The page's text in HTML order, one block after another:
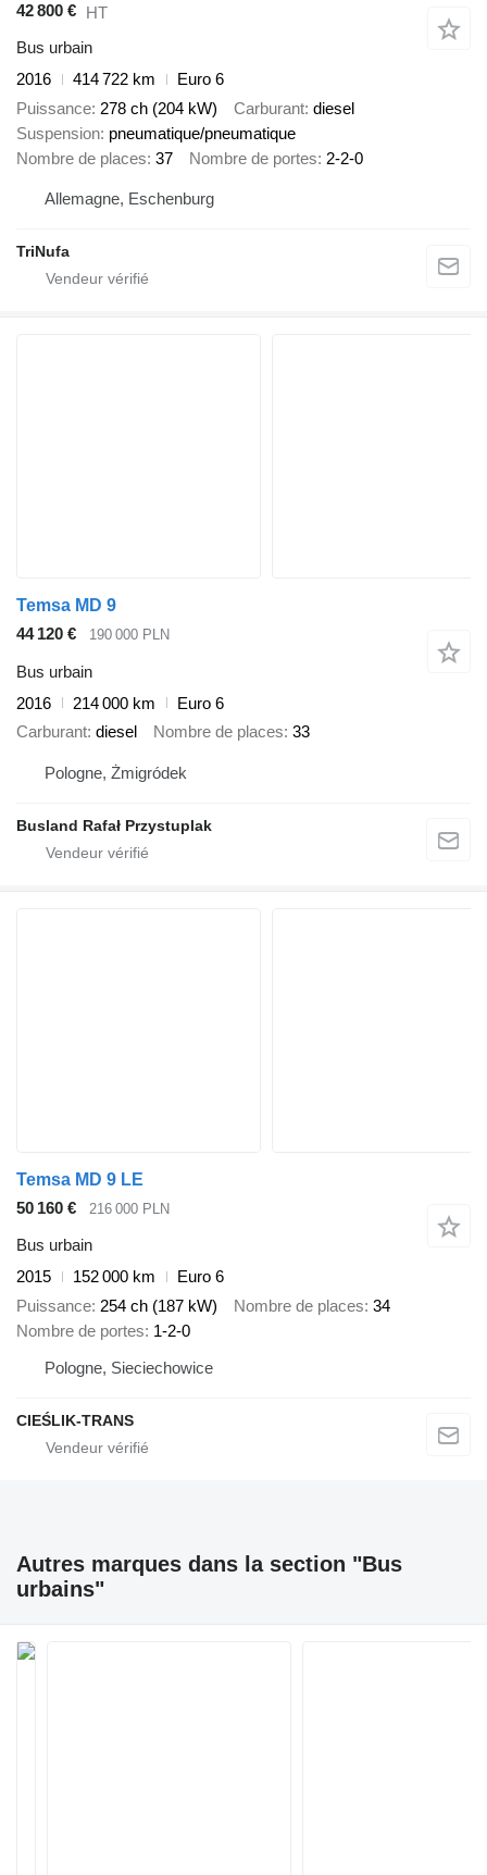
42 800 € HT
Bus urbain
2016
414 722 km
Euro 6
Puissance 278 ch (204 kW) Carburant diesel
Suspension pneumatique/pneumatique
Nombre de places 37 Nombre de portes 2-2-0
Allemagne, Eschenburg
TriNufa
Temsa MD 9
44 120 €
190 000 PLN
Bus urbain
2016
214 000 km
Euro 6
Carburant diesel Nombre de places 33
Pologne, Żmigródek
Busland Rafał Przystuplak
Temsa MD 9 LE
50 160 €
216 000 PLN
Bus urbain
2015
152 000 km
Euro 6
Puissance 254 ch (187 kW) Nombre de places 34
Nombre de portes 1-2-0
Pologne, Sieciechowice
CIEŚLIK-TRANS
Autres marques dans la section "Bus
urbains"